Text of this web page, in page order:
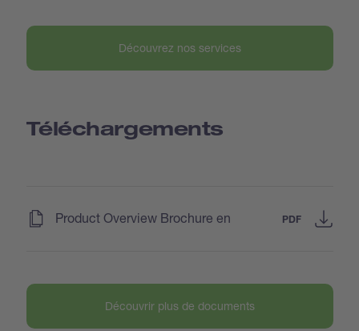
Découvrez nos services
Téléchargements
Product Overview Brochure en PDF
Découvrir plus de documents